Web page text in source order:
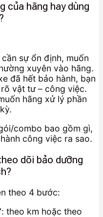
của hãng hay dùng
sự ổn định, muốn
xuyên vào hãng.
đã hết bảo hành, bạn
vật tư – công việc.
hãng xử lý phần
combo bao gồm gì,
công việc ra sao.
dõi bảo dưỡng
theo 4 bước:
: theo km hoặc theo